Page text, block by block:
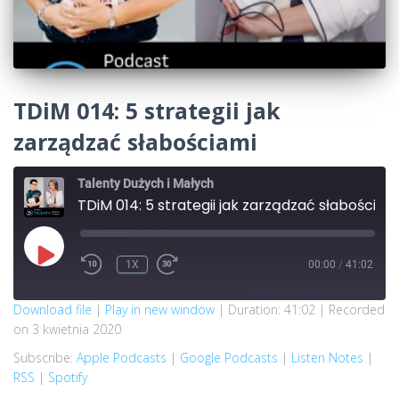
TDiM 014: 5 strategii jak
zarządzać słabościami
Talenty Dużych i Małych
PLAY
EPISODE
REWIND
1X
SECONDS
00:00 / 41:02
SUBSCRIBE SHARE
Apple Podcasts
Listen Notes RSS
SHARE
LINK
Download file | Play in new window | Duration: 41:02 | Recorded
on 3 kwietnia 2020
Subscribe: Apple Podcasts | Google Podcasts | Listen Notes |
RSS | Spotify